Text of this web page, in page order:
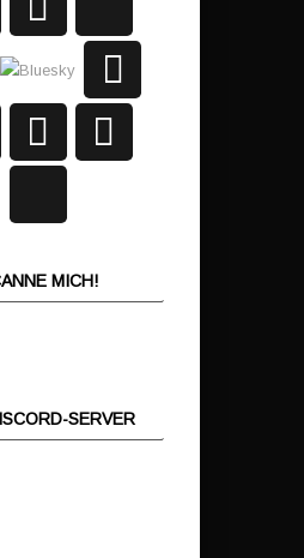
MICH!
SERVER